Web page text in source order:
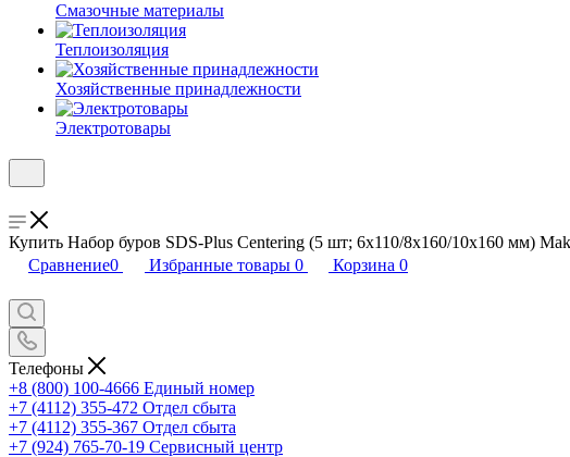
Смазочные материалы
Теплоизоляция
Хозяйственные принадлежности
Электротовары
Купить Набор буров SDS-Plus Centering (5 шт; 6х110/8х160/10х160 мм)
Сравнение0 Избранные товары 0 Корзина 0
Телефоны
+8 (800) 100-4666 Единый номер
+7 (4112) 355-472 Отдел сбыта
+7 (4112) 355-367 Отдел сбыта
+7 (924) 765-70-19 Сервисный центр